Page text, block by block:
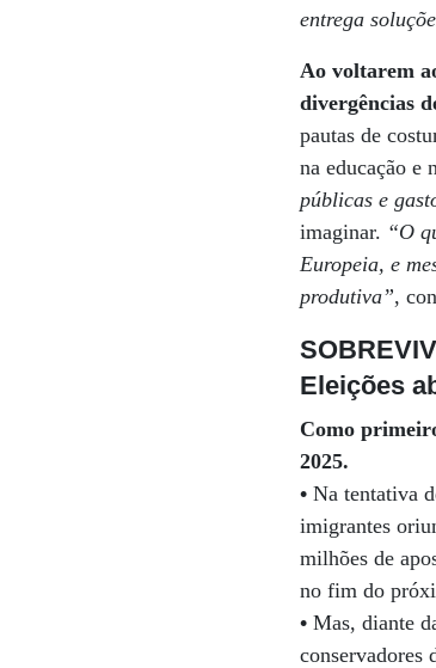
entrega
Ao voltarem
divergências
pautas de
na educação e
públicas e
imaginar. “O
Europeia, e
produtiva”,
Eleições
Como
2025.
•Na tentativa
imigrantes
milhões de
no fim do
•Mas, diante
conservadores